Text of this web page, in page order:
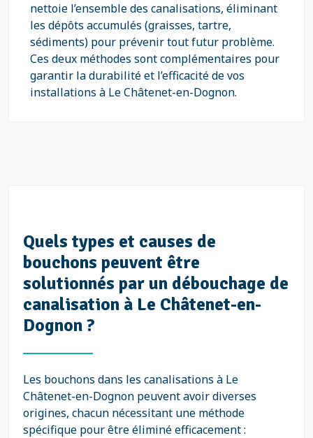
nettoie l’ensemble des canalisations, éliminant
les dépôts accumulés (graisses, tartre,
sédiments) pour prévenir tout futur problème.
Ces deux méthodes sont complémentaires pour
garantir la durabilité et l’efficacité de vos
installations à Le Châtenet-en-Dognon.
Quels types et causes de
bouchons peuvent être
solutionnés par un débouchage de
canalisation à Le Châtenet-en-
Dognon ?
Les bouchons dans les canalisations à Le
Châtenet-en-Dognon peuvent avoir diverses
origines, chacun nécessitant une méthode
spécifique pour être éliminé efficacement :